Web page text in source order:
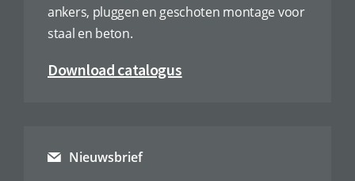
ankers, pluggen en geschoten montage voor
staal en beton.
Download catalogus
Nieuwsbrief